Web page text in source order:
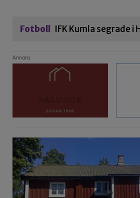
Fotboll IFK Kumla segrade
Annons